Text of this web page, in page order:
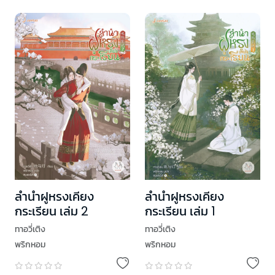
ลำนำฝูหรงเคียง
กระเรียน เล่ม 2
ทาอวี่เติง
พริกหอม
ลำนำฝูหรงเคียง
กระเรียน เล่ม 1
ทาอวี่เติง
พริกหอม